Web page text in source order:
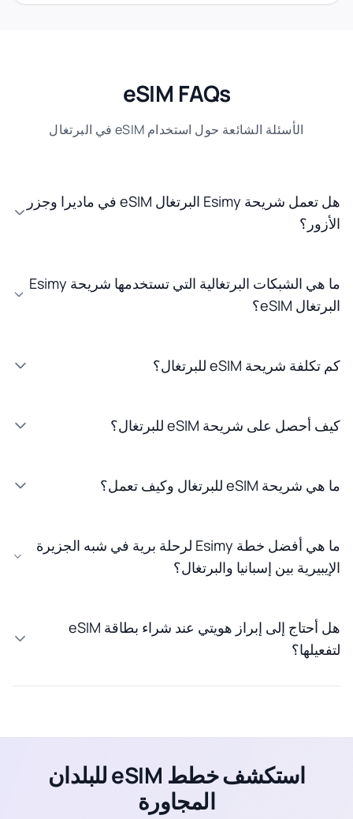
eSIM FAQs
الأسئلة الشائعة حول استخدام eSIM في البرتغال
هل تعمل شريحة Esimy البرتغال eSIM في ماديرا وجزر
الأزور؟
ما هي الشبكات البرتغالية التي تستخدمها شريحة Esimy
البرتغال eSIM؟
كم تكلفة شريحة eSIM للبرتغال؟
كيف أحصل على شريحة eSIM للبرتغال؟
ما هي شريحة eSIM للبرتغال وكيف تعمل؟
ما هي أفضل خطة Esimy لرحلة برية في شبه الجزيرة
الإيبيرية بين إسبانيا والبرتغال؟
هل أحتاج إلى إبراز هويتي عند شراء بطاقة eSIM
لتفعيلها؟
استكشف خطط eSIM للبلدان
المجاورة